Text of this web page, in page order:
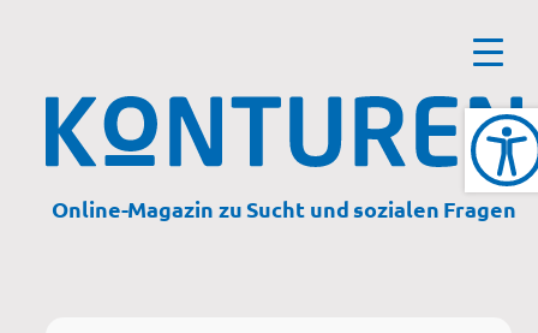
Online-Magazin zu Sucht und sozialen Fragen